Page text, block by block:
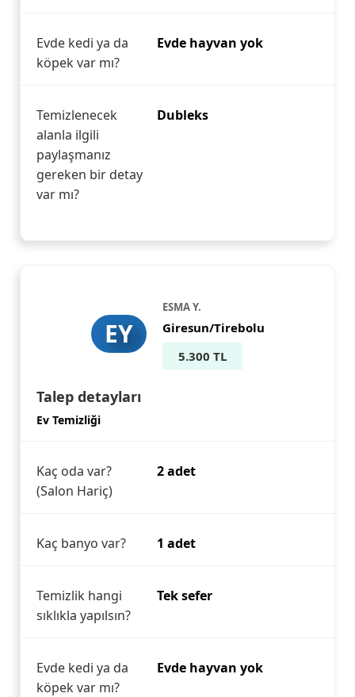
Evde kedi ya da
köpek var mı?
Evde hayvan yok
Temizlenecek
alanla ilgili
paylaşmanız
gereken bir detay
var mı?
Dubleks
EY
ESMA Y.
Giresun/Tirebolu
5.300 TL
Talep detayları
Ev Temizliği
Kaç oda var?
(Salon Hariç)
2 adet
Kaç banyo var? 1 adet
Temizlik hangi
sıklıkla yapılsın?
Tek sefer
Evde kedi ya da
köpek var mı?
Evde hayvan yok